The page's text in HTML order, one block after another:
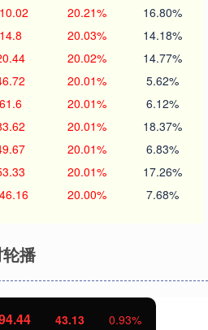
20.21% 16.80%
14.8 20.03% 14.18%
20.02% 14.77%
20.01% 5.62%
61.6 20.01% 6.12%
20.01% 18.37%
20.01% 6.83%
20.01% 17.26%
20.00% 7.68%
播
11.37 1.01%